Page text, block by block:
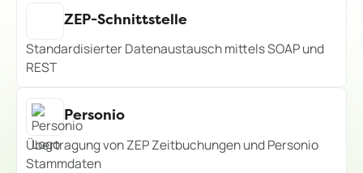
ZEP-Schnittstelle
Standardisierter Datenaustausch mittels SOAP und
REST
Personio
Übertragung von ZEP Zeitbuchungen und Personio
Stammdaten